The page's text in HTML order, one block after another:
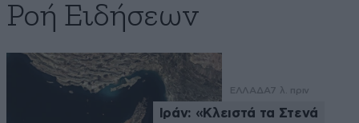
Ροή Ειδήσεων
ΕΛΛΑΔΑ7 λ. πριν
Ιράν: «Κλειστά τα Στενά